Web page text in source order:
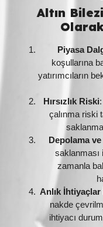
Altın
Piyasa
koşullarına
yatırımcıların
Hırsızlık Riski
çalınma riski
Depolama
saklanması
zamanla
Anlık
nakde
ihtiyacı